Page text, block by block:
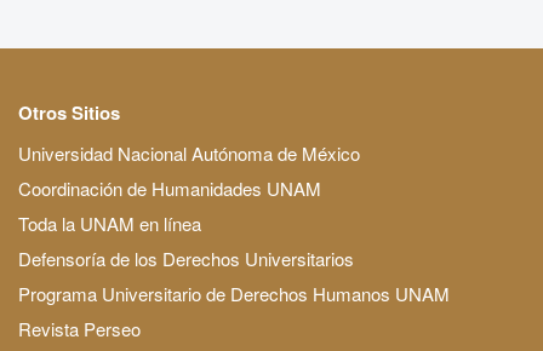
Otros Sitios
Universidad Nacional Autónoma de México
Coordinación de Humanidades UNAM
Toda la UNAM en línea
Defensoría de los Derechos Universitarios
Programa Universitario de Derechos Humanos UNAM
Revista Perseo